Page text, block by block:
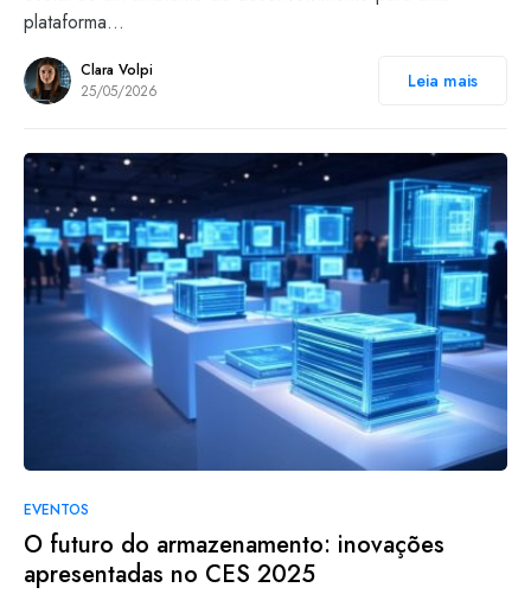
plataforma…
Clara Volpi
25/05/2026
Leia mais
EVENTOS
O futuro do armazenamento: inovações
apresentadas no CES 2025